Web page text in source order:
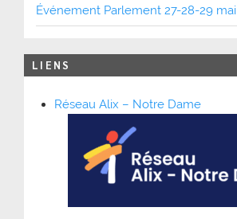
Événement Parlement 27-28-29 mai
LIENS
Réseau Alix – Notre Dame